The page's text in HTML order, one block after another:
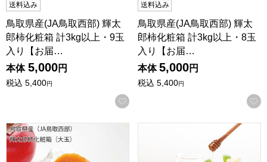
送料込み
鳥取県産(JA鳥取西部) 輝太
郎柿化粧箱 計3kg以上・9玉
入り【お届…
本体 5,000円
税込 5,400円
お気に入りに登録する
送料込み
鳥取県産(JA鳥取西部) 輝太
郎柿化粧箱 計3kg以上・8玉
入り【お届…
本体 5,000円
税込 5,400円
鳥取県産(JA鳥取西部) 輝太郎柿化粧箱(大玉) 計3kg以上・6
鳥取 寿製菓 鳥取梨とはちみ